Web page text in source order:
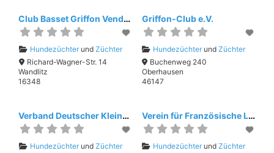
Club Basset Griffon Vendéen e.V.
Hundezüchterund Züchter
Richard-Wagner-Str. 14
Wandlitz
16348
Griffon-Club e.V.
Hundezüchter undZüchter
Buchenweg 240
Oberhausen
46147
Verband Deutscher Kleinhundezüchter e.V.
Hundezüchterund Züchter
Verein für Französische Laufhunde e.V.
Hundezüchter undZüchter